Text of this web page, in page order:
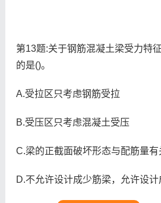
第13题:关于钢筋混凝土梁受力特
的是()。
A.受拉区只考虑钢筋受拉
B.受压区只考虑混凝土受压
C.梁的正截面破坏形态与配筋量有
D.不允许设计成少筋梁，允许设